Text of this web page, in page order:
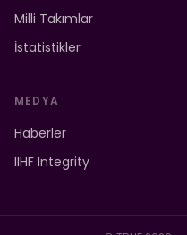
Milli Takımlar
İstatistikler
MEDYA
Haberler
IIHF Integrity